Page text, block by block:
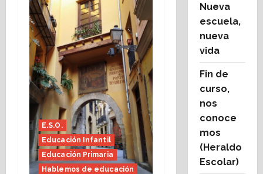
E.S.O.
Educación Infantil
Educación Primaria
Hablemos de educación
Nueva
escuela,
nueva
vida
Fin de
curso,
nos
conoce
mos
(Heraldo
Escolar)